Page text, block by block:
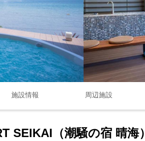
施設情報 周辺施設
SEIKAI（潮騒の宿 晴海）